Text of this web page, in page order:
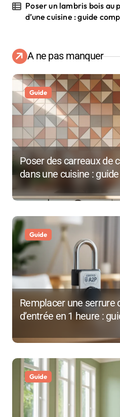
Poser un lambris bois au
d’une cuisine : guide
A ne pas manquer
Guide
Poser des carreaux de
dans une cuisine :
pour débutants
Guide
Remplacer une serrure
d’entrée en 1 heure :
Guide